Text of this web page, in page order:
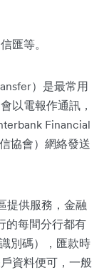
匯等。
）是最常用
以電報作通訊，
Financial
協會）網絡發送
提供服務，金融
的每間分行都有
別碼），匯款時
資料便可，一般